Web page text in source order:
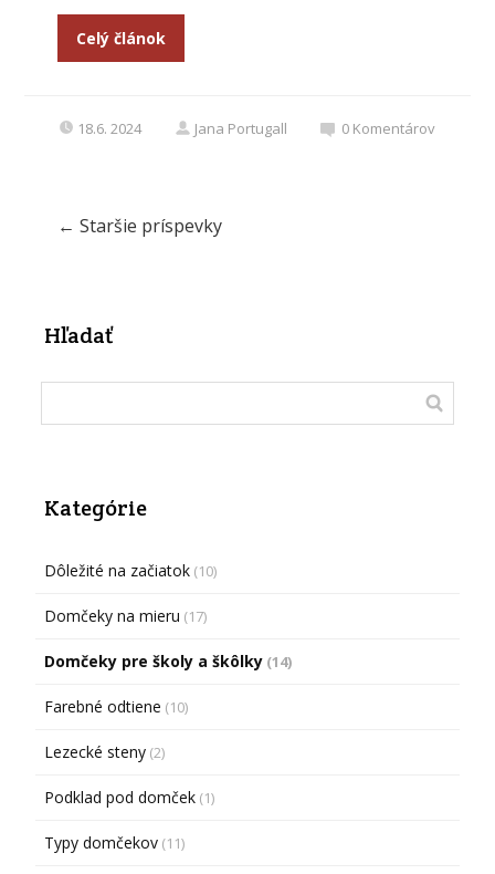
Celý článok
18.6. 2024 Jana Portugall 0 Komentárov
← Staršie príspevky
Hľadať
Kategórie
Dôležité na začiatok (10)
Domčeky na mieru (17)
Domčeky pre školy a škôlky (14)
Farebné odtiene (10)
Lezecké steny (2)
Podklad pod domček (1)
Typy domčekov (11)